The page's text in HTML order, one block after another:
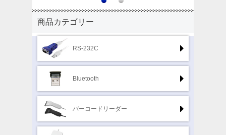
商品カテゴリー
RS-232C
Bluetooth
バーコードリーダー